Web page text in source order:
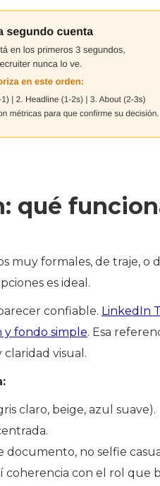
qué
muy formales, de traje,
es ideal.
confiable. LinkedIn
y fondo simple. Esa
visual.
claro, beige, azul suave).
documento, no selfie
coherencia con el rol que